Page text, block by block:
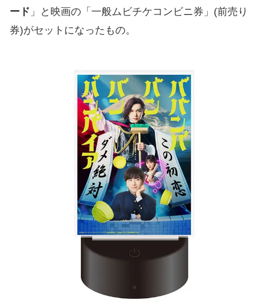
ード 」と映画の「一般ムビチケコンビニ券」(前売り
券)がセットになったもの。